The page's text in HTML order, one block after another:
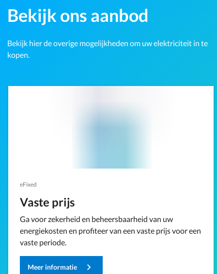
Bekijk ons aanbod
Bekijk hier de overige mogelijkheden om uw elektriciteit in te
kopen.
eFixed
Vaste prijs
Ga voor zekerheid en beheersbaarheid van uw
energiekosten en profiteer van een vaste prijs voor een
vaste periode.
Meer informatie